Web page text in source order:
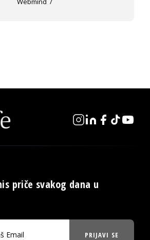
priče svakog dana u
PRIJAVI SE